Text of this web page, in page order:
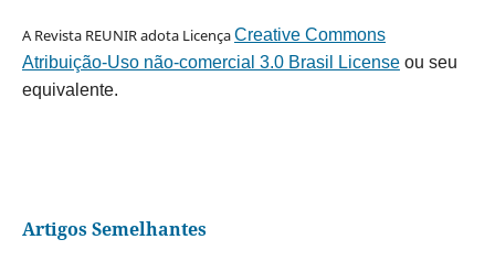
A Revista REUNIR adota LicençaCreative Commons
Atribuição-Uso não-comercial 3.0 Brasil Licenseou seu
equivalente.
Artigos Semelhantes